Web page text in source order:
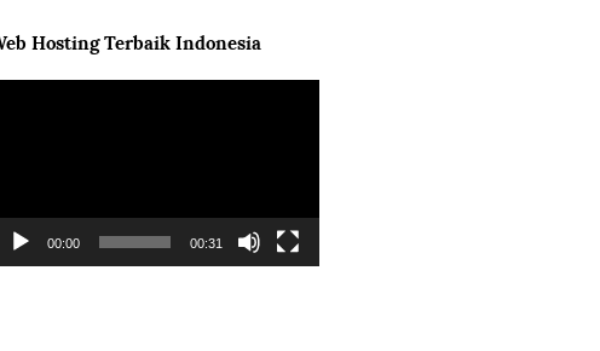
Hosting Terbaik Indonesia
00:00 00:31